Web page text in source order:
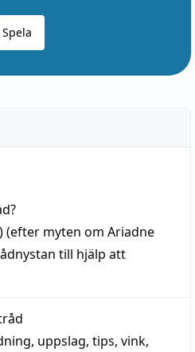
Spela
?
(efter myten om Ariadne
till hjälp att
, uppslag, tips, vink,